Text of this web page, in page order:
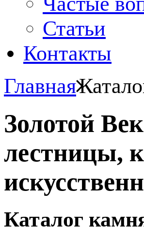
Статьи
Контакты
Главная
Золотой
лестницы,
Каталог